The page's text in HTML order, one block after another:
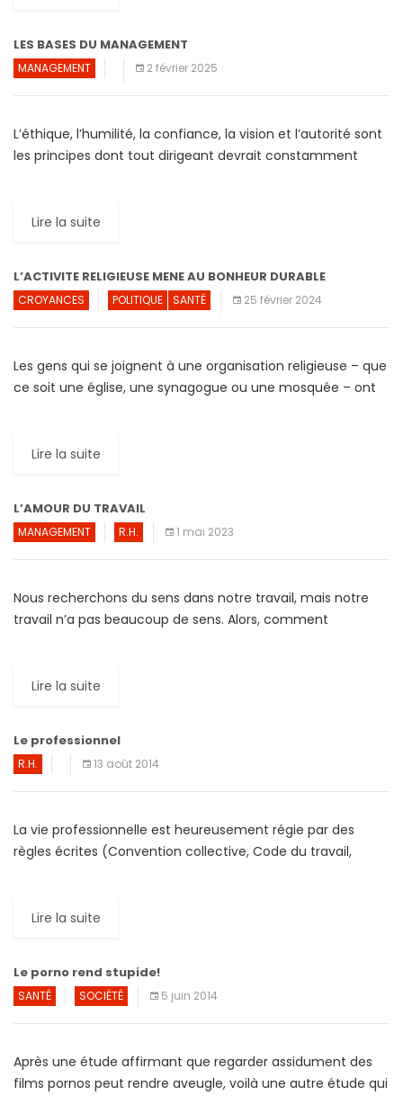
LES BASES DU MANAGEMENT
MANAGEMENT 2 février 2025
L’éthique, l’humilité, la confiance, la vision et l’autorité sont
les principes dont tout dirigeant devrait constamment
Lire la suite
L’ACTIVITE RELIGIEUSE MENE AU BONHEUR DURABLE
CROYANCES POLITIQUE SANTÉ 25 février 2024
Les gens qui se joignent à une organisation religieuse – que
ce soit une église, une synagogue ou une mosquée – ont
Lire la suite
L’AMOUR DU TRAVAIL
MANAGEMENT R.H. 1 mai 2023
Nous recherchons du sens dans notre travail, mais notre
travail n’a pas beaucoup de sens. Alors, comment
Lire la suite
Le professionnel
R.H. 13 août 2014
La vie professionnelle est heureusement régie par des
règles écrites (Convention collective, Code du travail,
Lire la suite
Le porno rend stupide!
SANTÉ SOCIÉTÉ 5 juin 2014
Après une étude affirmant que regarder assidument des
films pornos peut rendre aveugle, voilà une autre étude qui